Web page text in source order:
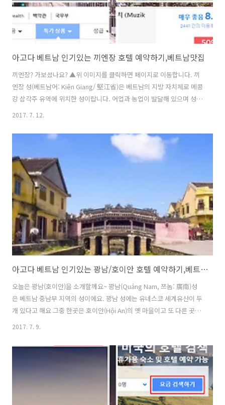
아고다 베트남 인기있는 끼엔장 호텔 예약하기,베트남맛집
끼엔장? 가보셨나요? ▲위 이미지를 클릭하면 페이지로 이동합니다. 끼
엔장 성(베트남어: Kiên Giang/ 堅江省)은 베트남의 지방 자치체로 메콩
강 삼각주 유역에 위치한 성이랍니다. 어업과 농업이 발달해 있으며 성도
카유푸트나무가 울창한 우민[烏明] 삼림지대가 차지하고 있어요~ ▲위
이미지를 클릭하면 페이지로 이동합니다. 인기있는 끼엔장 호텔 파미아
나 리조트 앤 스파더 쉘 리조트 앤 스파 - 푸 쿽빈펄 푸 쿽 리조트리치스
비치 리조트 푸 쿽 아일랜드살린다 리조트 푸 쿽 아일랜드JW 메리어트
푸쿽 에메랄드 베이아마린 리조트노보텔 푸 쿽 리조트머큐리 푸 쿠옥 리
조트 앤..
2017. 7. 12.
아고다 베트남 인기있는 꽝남/호이안 호텔 예약하기,베트남맛집
오늘은 꽝남(호이안)을 소개할께요~ 꽝남(Quảng Nam, 쯔놈: 廣南)성
은 베트남 중남부 지역의 성이에요. 꽝남 성에는 유네스코 세계유산이 두
개 있다고 해요 그중 한곳은 호이안(Hội An)의 옛 마을이고 또 다른 곳은
미썬(Mỹ Sơn) 사원 단지입니다. 또한 꽝남 성에는 중부 베트남에 있는
다고 하죠 꽝남 성의 특산물로 유명한 것이 두가지 있는데요 에센셜 오일
원료인 사이공 계피(Trà My cinnamon)와 응옥 린(Ngọc Linh) 인삼입니
다. 꽝남 성의 성도(省都)는 땀끼(Tam Kỳ)이며 호이안은 이와 별개의 행
정구역이라고 하니 참고 하셔요 ▲위 이미지를 클릭하면 페이지로 이동
2017. 7. 9.